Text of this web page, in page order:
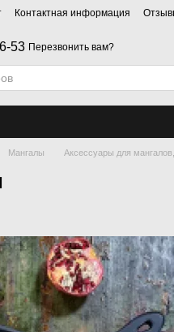
Контактная информация
53 Перезвонить вам?
Мангалы Аксессуары для